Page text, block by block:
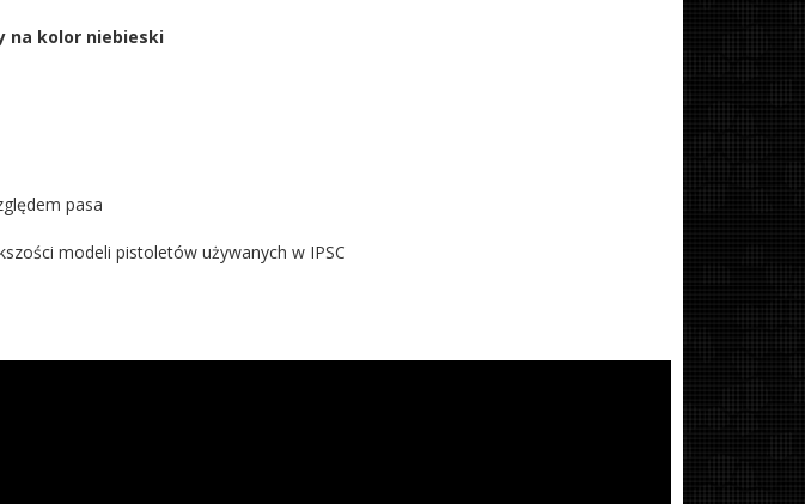
na kolor niebieski
pasa
modeli pistoletów używanych w IPSC